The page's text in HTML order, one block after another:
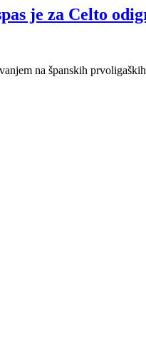
je za Celto
na španskih